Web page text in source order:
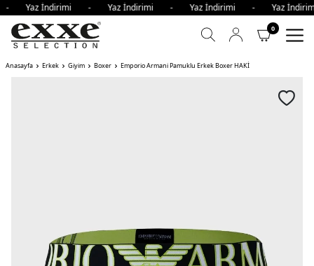
- Yaz İndirimi - Yaz İndirimi - Yaz İndirimi - Yaz
0
Anasayfa Erkek Giyim Boxer Emporio Armani Pamuklu Erkek Boxer HAKİ